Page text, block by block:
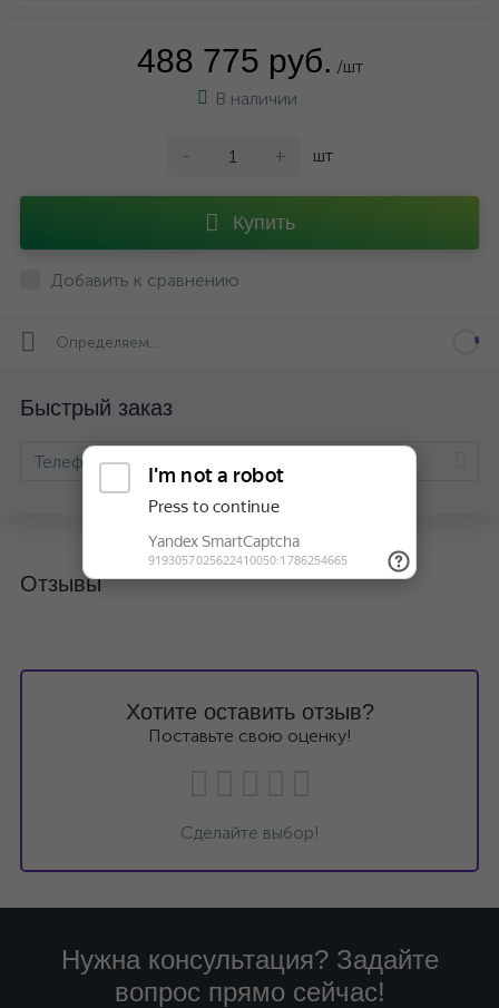
488 775 руб. /шт
В наличии
- + шт
Купить
Добавить к сравнению
Определяем...
Быстрый заказ
Отзывы
Хотите оставить отзыв?
Поставьте свою оценку!
Сделайте выбор!
Нужна консультация? Задайте
вопрос прямо сейчас!